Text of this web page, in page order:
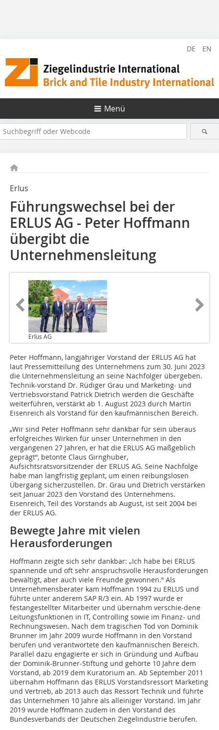
DE EN
Menü
Erlus
Führungswechsel bei der
ERLUS AG - Peter Hoffmann
übergibt die
Unternehmensleitung
Erlus AG
Peter Hoffmann, langjähriger Vorstand der ERLUS AG hat
laut Pressemitteilung des Unternehmens zum 30. Juni 2023
die Unternehmensleitung an seine Nachfolger übergeben.
Technik-vorstand Dr. Rüdiger Grau und Marketing- und
Vertriebsvorstand Patrick Dietrich werden die Geschäfte
weiterführen, verstärkt ab 1. August 2023 durch Martin
Eisenreich als Vorstand für den kaufmännischen Bereich.
„Wir sind Peter Hoffmann sehr dankbar für sein überaus
erfolgreiches Wirken für unser Unternehmen in den
vergangenen 27 Jahren, er hat die ERLUS AG maßgeblich
geprägt“, betonte Claus Girnghuber,
Aufsichtsratsvorsitzender der ERLUS AG. Seine Nachfolge
habe man langfristig geplant, um einen reibungslosen
Übergang sicherzustellen. Dr. Grau und Dietrich verstärken
seit Januar 2023 den Vorstand des Unternehmens.
Eisenreich, Teil des Vorstands ab August, ist seit 2004 bei
der ERLUS AG.
Bewegte Jahre mit vielen
Herausforderungen
Hoffmann zeigte sich sehr dankbar: „Ich habe bei ERLUS
spannende und oft sehr anspruchsvolle Herausforderungen
bewältigt, aber auch viele Freunde gewonnen.“ Als
Unternehmensberater kam Hoffmann 1994 zu ERLUS und
führte unter anderem SAP R/3 ein. Ab 1997 wurde er
festangestellter Mitarbeiter und übernahm verschie-dene
Leitungsfunktionen in IT, Controlling sowie im Finanz- und
Rechnungswesen. Nach dem tragischen Tod von Dominik
Brunner im Jahr 2009 wurde Hoffmann in den Vorstand
berufen und verantwortete den kaufmännischen Bereich.
Parallel dazu engagierte er sich in Gründung und Aufbau
der Dominik-Brunner-Stiftung und gehörte 10 Jahre dem
Vorstand, ab 2019 dem Kuratorium an. Ab September 2011
übernahm Hoffmann das ERLUS Vorstandsressort Marketing
und Vertrieb, ab 2013 auch das Ressort Technik und führte
das Unternehmen 10 Jahre als alleiniger Vorstand. Im Jahr
2019 wurde Hoffmann zudem in den Vorstand des
Bundesverbands der Deutschen Ziegelindustrie berufen.